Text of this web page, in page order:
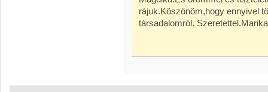
rájuk.Köszönöm,hogy ennyivel
társadalomról.